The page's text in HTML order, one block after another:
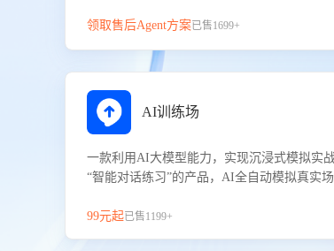
领取售后Agent方案已售1699+
AI训练场
一款利用AI大模型能力，实现沉浸式模拟实
“智能对话练习”的产品，AI全自动模拟真实
提升客服团队的销服能力。
99元起已售1199+